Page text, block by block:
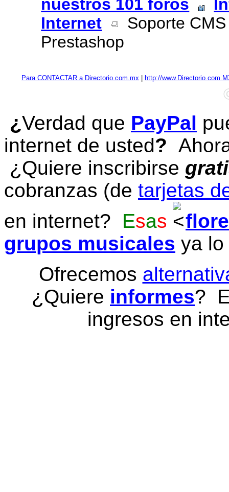
nuestros 101 foros
Internet
Soporte
Prestashop
Para CONTACTAR a Directorio.com.mx http://
¿Verdad que PayPal
internet de usted?
¿Quiere inscribirse
cobranzas (de tarjetas
en internet? Esas
grupos musicales ya
Ofrecemos
¿Quiere informes?
ingresos en